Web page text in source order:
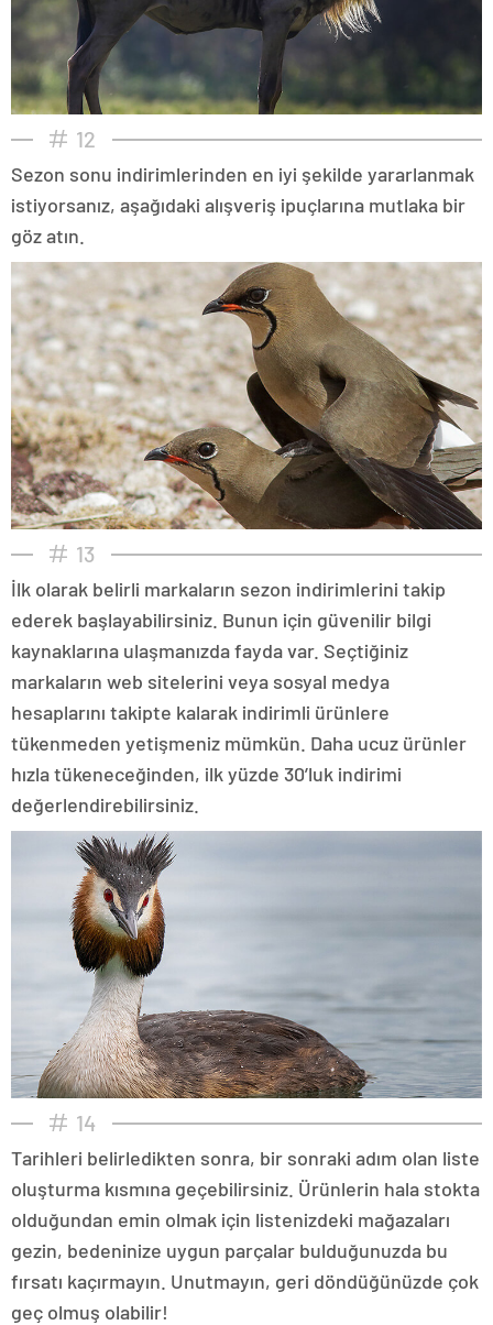
12
Sezon sonu indirimlerinden en iyi şekilde yararlanmak
istiyorsanız, aşağıdaki alışveriş ipuçlarına mutlaka bir
göz atın.
13
İlk olarak belirli markaların sezon indirimlerini takip
ederek başlayabilirsiniz. Bunun için güvenilir bilgi
kaynaklarına ulaşmanızda fayda var. Seçtiğiniz
markaların web sitelerini veya sosyal medya
hesaplarını takipte kalarak indirimli ürünlere
tükenmeden yetişmeniz mümkün. Daha ucuz ürünler
hızla tükeneceğinden, ilk yüzde 30’luk indirimi
değerlendirebilirsiniz.
14
Tarihleri belirledikten sonra, bir sonraki adım olan liste
oluşturma kısmına geçebilirsiniz. Ürünlerin hala stokta
olduğundan emin olmak için listenizdeki mağazaları
gezin, bedeninize uygun parçalar bulduğunuzda bu
fırsatı kaçırmayın. Unutmayın, geri döndüğünüzde çok
geç olmuş olabilir!